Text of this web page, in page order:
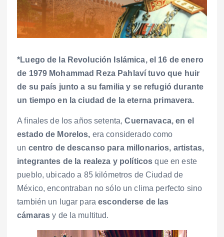
*Luego de la Revolución Islámica, el 16 de enero
de 1979 Mohammad Reza Pahlaví tuvo que huir
de su país junto a su familia y se refugió durante
un tiempo en la ciudad de la eterna primavera.
A finales de los años setenta,Cuernavaca, en el
estado de Morelos, era considerado como
un centro de descanso para millonarios, artistas,
integrantes de la realeza y políticos que en este
pueblo, ubicado a 85 kilómetros de Ciudad de
México, encontraban no sólo un clima perfecto sino
también un lugar para esconderse de las
cámarasy de la multitud.